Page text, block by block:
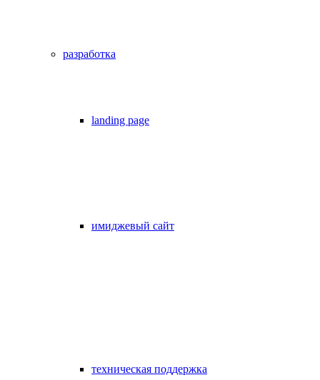
разработка
landing page
имиджевый сайт
техническая поддержка